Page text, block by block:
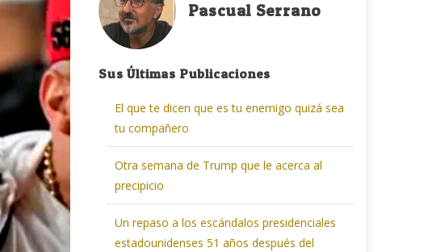
Pascual Serrano
Sus Últimas Publicaciones
El que te dicen que es tu enemigo quizá sea
tu compañero
Otra semana de Trump que le acerca al
precipicio
Un repaso a los escándalos presidenciales
estadounidenses 51 años después del